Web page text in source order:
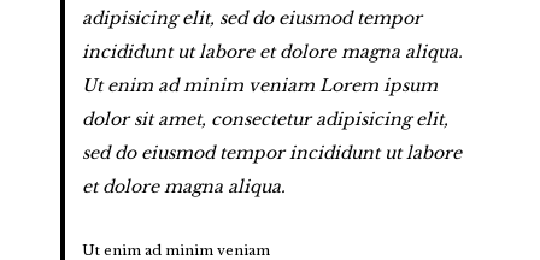
adipisicing elit, sed do eiusmod tempor
incididunt ut labore et dolore magna aliqua.
Ut enim ad minim veniam Lorem ipsum
dolor sit amet, consectetur adipisicing elit,
sed do eiusmod tempor incididunt ut labore
et dolore magna aliqua.
Ut enim ad minim veniam